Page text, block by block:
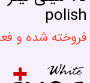
polish
فروخته شده و